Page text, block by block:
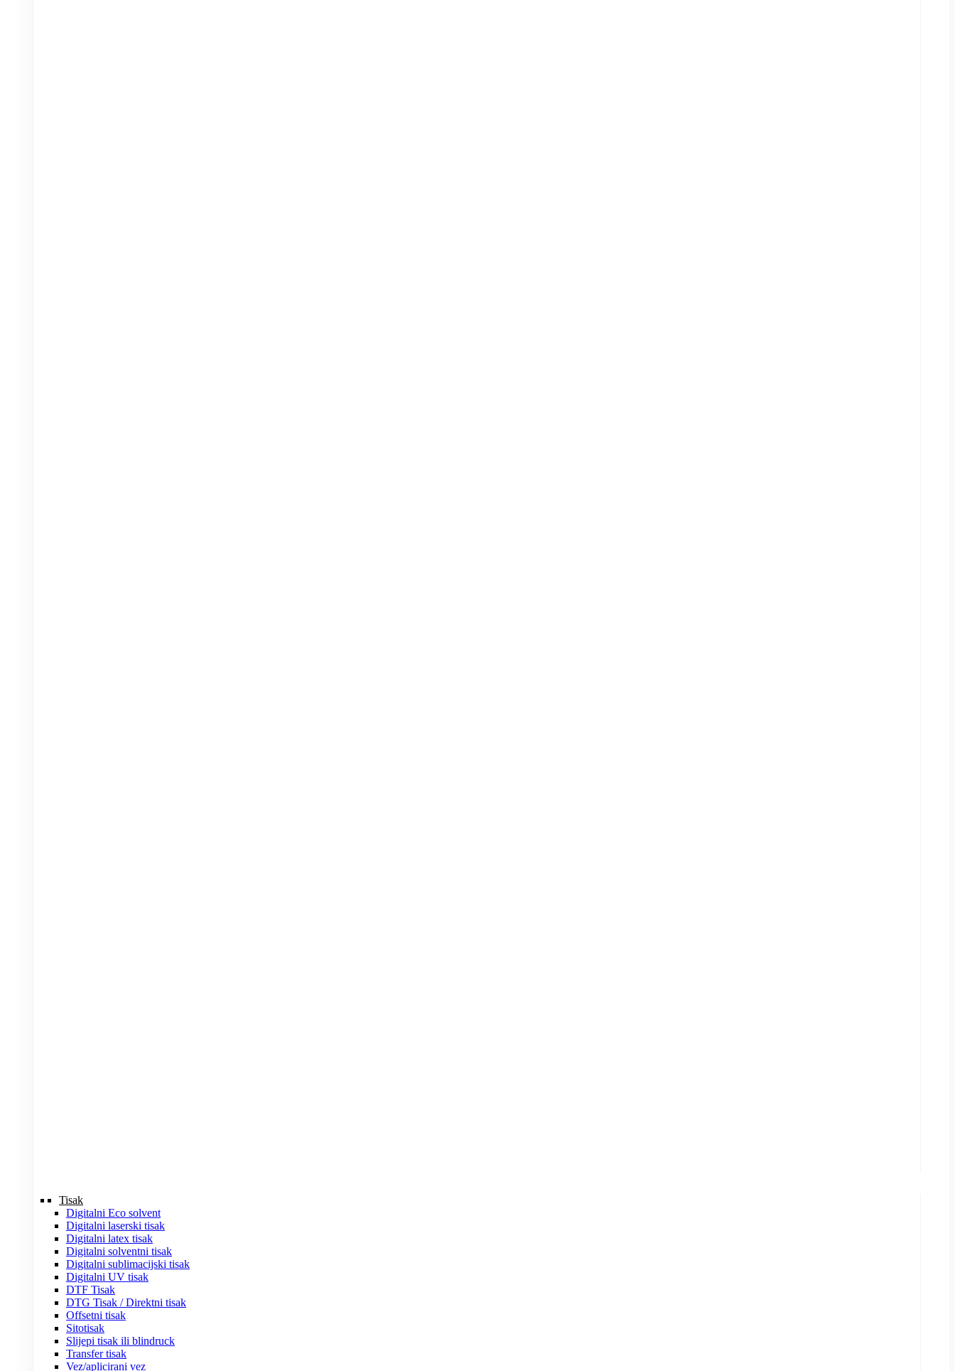
Tisak
Digitalni Eco solvent
Digitalni laserski tisak
Digitalni latex tisak
Digitalni solventni tisak
Digitalni sublimacijski tisak
Digitalni UV tisak
DTF Tisak
DTG Tisak / Direktni tisak
Offsetni tisak
Sitotisak
Slijepi tisak ili blindruck
Transfer tisak
Vez/aplicirani vez